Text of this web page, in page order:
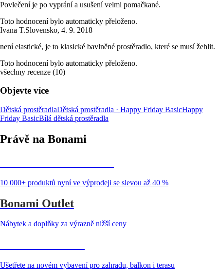
Povlečení je po vyprání a usušení velmi pomačkané.
Toto hodnocení bylo automaticky přeloženo.
Ivana T.Slovensko, 4. 9. 2018
není elastické, je to klasické bavlněné prostěradlo, které se musí žehlit.
Toto hodnocení bylo automaticky přeloženo.
všechny recenze (10)
Objevte více
Dětská prostěradlaDětská prostěradla · Happy Friday BasicHappy
Friday BasicBílá dětská prostěradla
Právě na Bonami
10 000+ produktů nyní ve výprodeji se slevou až 40 %
Bonami Outlet
Nábytek a doplňky za výrazně nižší ceny
Ušetřete na novém vybavení pro zahradu, balkon i terasu